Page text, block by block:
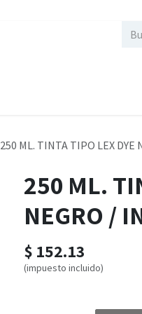
250 ML. TINTA TIPO LEX DYE
250 ML.
NEGRO /
$ 152.13
(impuesto incluido)